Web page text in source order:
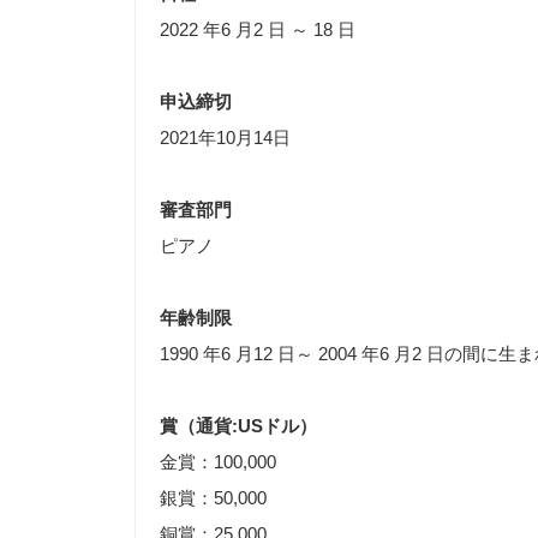
2022 年6 月2 日 ～ 18 日
申込締切
2021年10月14日
審査部門
ピアノ
年齢制限
1990 年6 月12 日～ 2004 年6 月2 日の間に生
賞（通貨:USドル）
金賞：100,000
銀賞：50,000
銅賞：25,000